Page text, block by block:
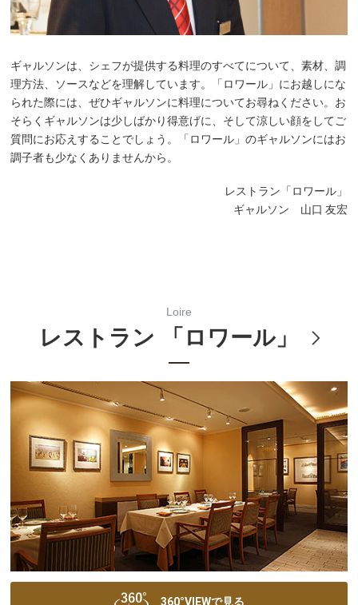
ギャルソンは、シェフが提供する料理のすべてについて、素材、調
理方法、ソースなどを理解しています。「ロワール」にお越しにな
られた際には、ぜひギャルソンに料理についてお尋ねください。お
そらくギャルソンは少しばかり得意げに、そして涼しい顔をしてご
質問にお応えすることでしょう。「ロワール」のギャルソンにはお
調子者も少なくありませんから。
レストラン「ロワール」
ギャルソン 山口 友宏
Loire
レストラン 「ロワール」
360°VIEWで見る